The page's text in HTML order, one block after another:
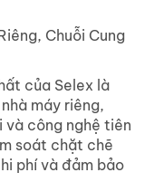
Chuỗi Cung
của Selex là
máy riêng,
và công nghệ tiên
soát chặt chẽ
phí và đảm bảo